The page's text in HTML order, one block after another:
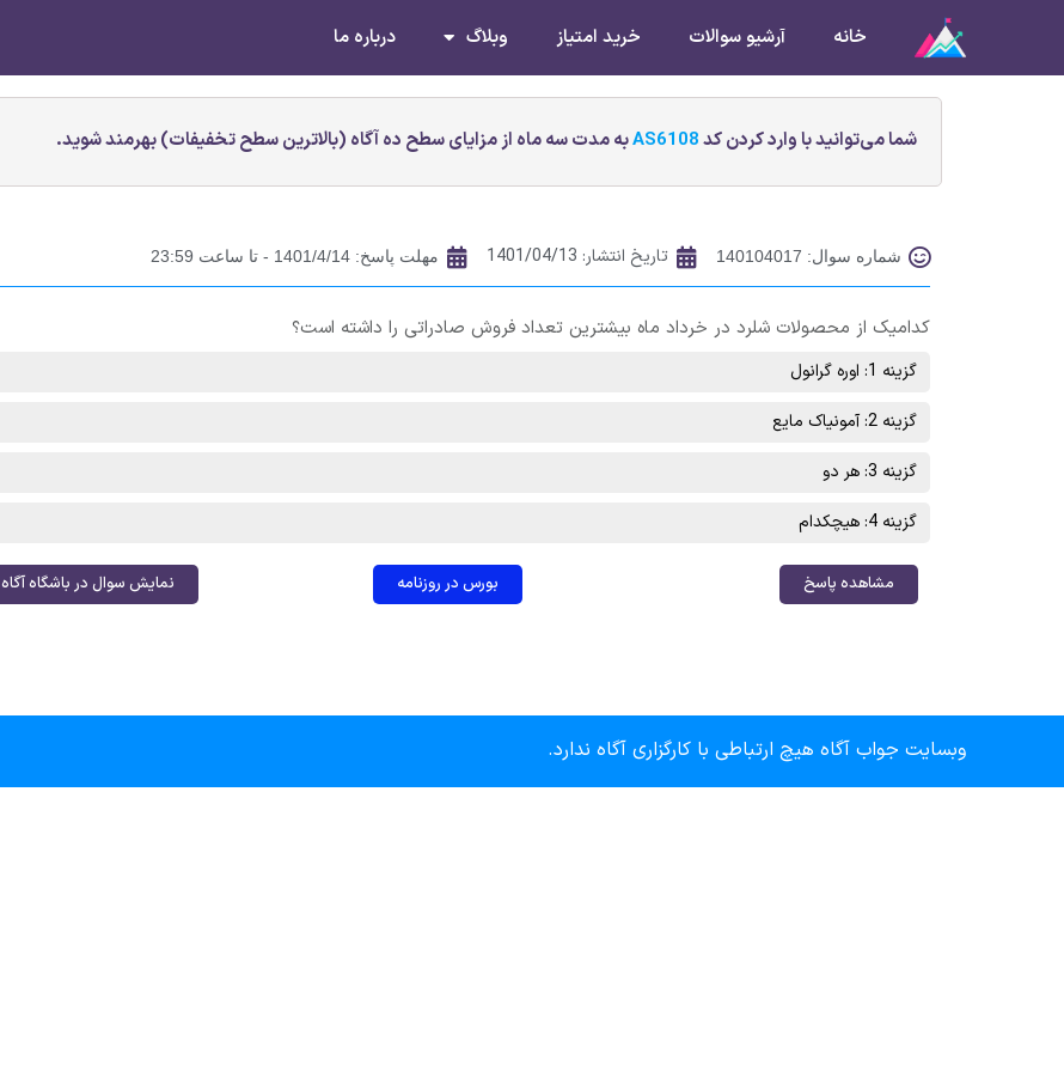
خانه آرشیو سوالات خرید امتیاز وبلاگ درباره ما
شما می‌توانید با وارد کردن کدAS6108به مدت سه ماه از مزایای سطح ده آگاه (بالاترین سطح تخفیفات) بهرمند شوید.
شماره سوال: 140104017 تاریخ انتشار: 1401/04/13 مهلت پاسخ: 1401/4/14 - تا ساعت 23:59
کدامیک از محصولات شلرد در خرداد ماه بیشترین تعداد فروش صادراتی را داشته است؟
گزینه 1: اوره گرانول
گزینه 2: آمونياک مايع
گزینه 3: هر دو
گزینه 4: هیچکدام
مشاهده پاسخ بورس در روزنامه نمایش سوال در باشگاه آگاه
وبسایت جواب آگاه هیچ ارتباطی با کارگزاری آگاه ندارد.